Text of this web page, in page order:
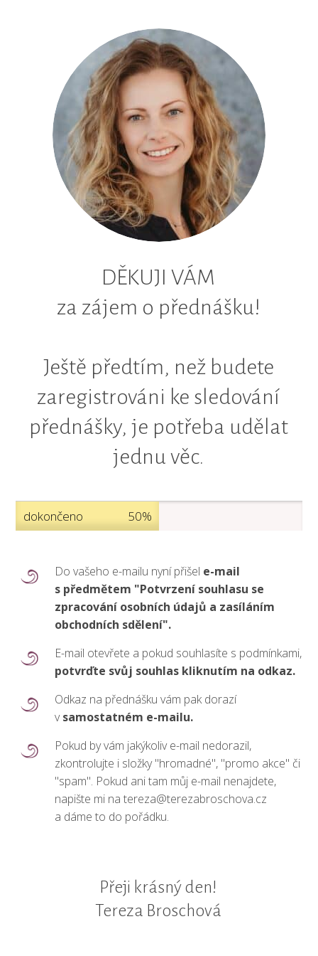
DĚKUJI VÁM
za zájem o přednášku!
Ještě předtím, než budete
zaregistrováni ke sledování
přednášky, je potřeba udělat
jednu věc.
dokončeno 50%
Do vašeho e-mailu nyní přišel e-mail
s předmětem "Potvrzení souhlasu se
zpracování osobních údajů a zasíláním
obchodních sdělení".
E-mail otevřete a pokud souhlasíte s podmínkami,
potvrďte svůj souhlas kliknutím na odkaz.
Odkaz na přednášku vám pak dorazí
vsamostatném e-mailu.
Pokud by vám jakýkoliv e-mail nedorazil,
zkontrolujte i složky "hromadné", "promo akce" či
"spam". Pokud ani tam můj e-mail nenajdete,
napište mi na tereza@terezabroschova.cz
a dáme to do pořádku.
Přeji krásný den!
Tereza Broschová